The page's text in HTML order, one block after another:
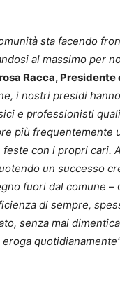
sta facendo
al massimo per
Racca, Presidente
i nostri presidi
e professionisti
più frequentemente
con i propri cari.
un successo
fuori dal comune –
di sempre,
senza mai